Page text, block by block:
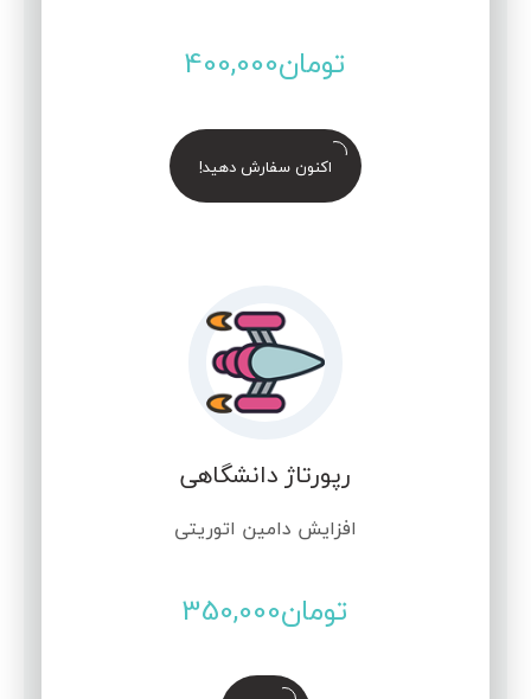
تومان400,000
اکنون سفارش دهید!
رپورتاژ دانشگاهی
افزایش دامین اتوریتی
تومان350,000